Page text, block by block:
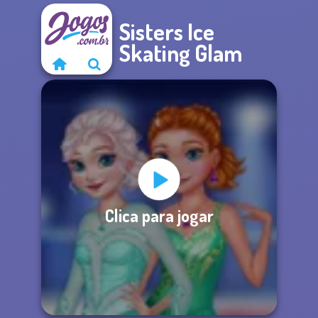
Sisters Ice
Skating Glam
Clica para jogar